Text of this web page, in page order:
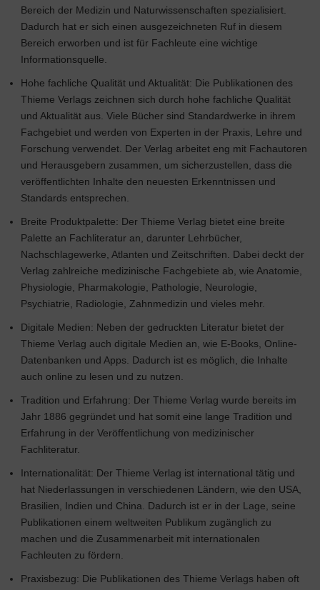
Bereich der Medizin und Naturwissenschaften spezialisiert.
Dadurch hat er sich einen ausgezeichneten Ruf in diesem
Bereich erworben und ist für Fachleute eine wichtige
Informationsquelle.
Hohe fachliche Qualität und Aktualität: Die Publikationen des
Thieme Verlags zeichnen sich durch hohe fachliche Qualität
und Aktualität aus. Viele Bücher sind Standardwerke in ihrem
Fachgebiet und werden von Experten in der Praxis, Lehre und
Forschung verwendet. Der Verlag arbeitet eng mit Fachautoren
und Herausgebern zusammen, um sicherzustellen, dass die
veröffentlichten Inhalte den neuesten Erkenntnissen und
Standards entsprechen.
Breite Produktpalette: Der Thieme Verlag bietet eine breite
Palette an Fachliteratur an, darunter Lehrbücher,
Nachschlagewerke, Atlanten und Zeitschriften. Dabei deckt der
Verlag zahlreiche medizinische Fachgebiete ab, wie Anatomie,
Physiologie, Pharmakologie, Pathologie, Neurologie,
Psychiatrie, Radiologie, Zahnmedizin und vieles mehr.
Digitale Medien: Neben der gedruckten Literatur bietet der
Thieme Verlag auch digitale Medien an, wie E-Books, Online-
Datenbanken und Apps. Dadurch ist es möglich, die Inhalte
auch online zu lesen und zu nutzen.
Tradition und Erfahrung: Der Thieme Verlag wurde bereits im
Jahr 1886 gegründet und hat somit eine lange Tradition und
Erfahrung in der Veröffentlichung von medizinischer
Fachliteratur.
Internationalität: Der Thieme Verlag ist international tätig und
hat Niederlassungen in verschiedenen Ländern, wie den USA,
Brasilien, Indien und China. Dadurch ist er in der Lage, seine
Publikationen einem weltweiten Publikum zugänglich zu
machen und die Zusammenarbeit mit internationalen
Fachleuten zu fördern.
Praxisbezug: Die Publikationen des Thieme Verlags haben oft